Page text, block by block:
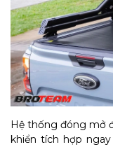
Hệ thống đóng mở
khiển tích hợp